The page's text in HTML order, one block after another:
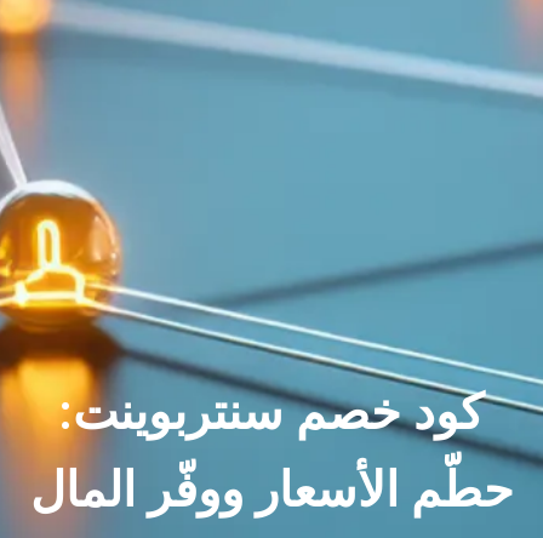
كود خصم سنتربوينت:
حطّم الأسعار ووفّر المال